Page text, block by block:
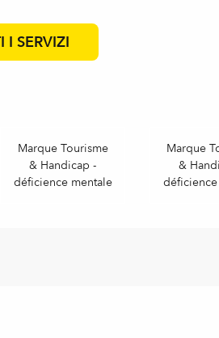
I SERVIZI
Marque Tourisme
& Handicap -
déficience mentale
Marque
&